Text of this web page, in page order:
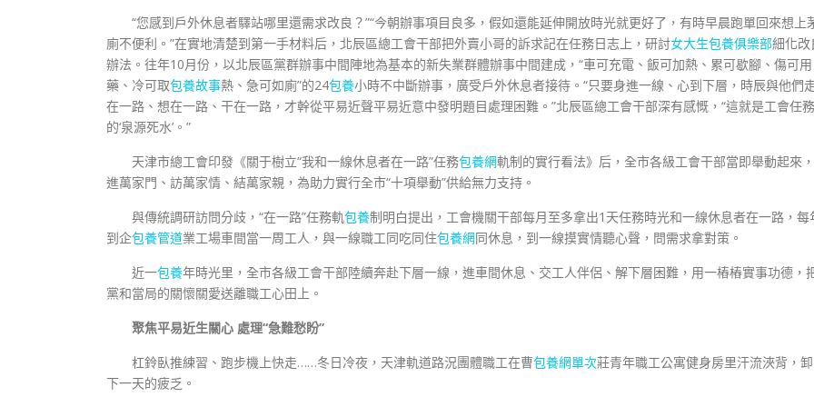
“您感到戶外休息者驛站哪里還需求改良？”“今朝辦事項目良多，假如還能延伸開放時光就更好了，有時早晨跑單回來想上
廁不便利。”在實地清楚到第一手材料后，北辰區總工會干部把外賣小哥的訴求記在任務日志上，研討女大生包養俱樂部細化改
辦法。往年10月份，以北辰區黨群辦事中間陣地為基本的新失業群體辦事中間建成，“車可充電、飯可加熱、累可歇腳、傷可用
藥、冷可取包養故事熱、急可如廁”的24包養小時不中斷辦事，廣受戶外休息者接待。“只要身進一線、心到下層，時辰與他們
在一路、想在一路、干在一路，才幹從平易近聲平易近意中發明題目處理困難。”北辰區總工會干部深有感慨，“這就是工會任務
的‘泉源死水’。”
天津市總工會印發《關于樹立“我和一線休息者在一路”任務包養網軌制的實行看法》后，全市各級工會干部當即舉動起來，
進萬家門、訪萬家情、結萬家親，為助力實行全市“十項舉動”供給無力支持。
與傳統調研訪問分歧，“在一路”任務軌包養制明白提出，工會機關干部每月至多拿出1天任務時光和一線休息者在一路，每
到企包養管道業工場車間當一周工人，與一線職工同吃同住包養網同休息，到一線摸實情聽心聲，問需求拿對策。
近一包養年時光里，全市各級工會干部陸續奔赴下層一線，進車間休息、交工人伴侶、解下層困難，用一樁樁實事功德，
黨和當局的關懷關愛送離職工心田上。
聚焦平易近生關心 處理“急難愁盼”
杠鈴臥推練習、跑步機上快走……冬日冷夜，天津軌道路況團體職工在曹包養網單次莊青年職工公寓健身房里汗流浹背，卸
下一天的疲乏。